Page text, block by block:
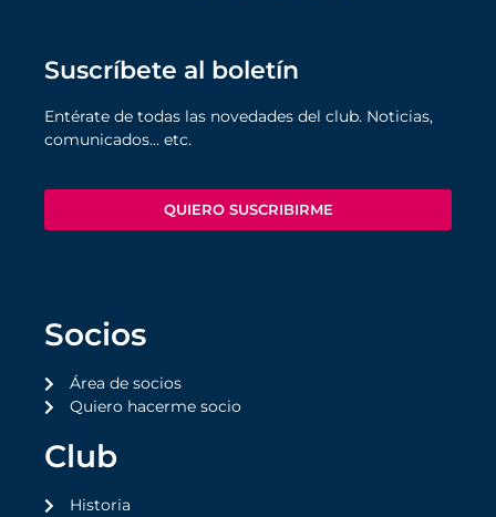
Suscríbete al boletín
Entérate de todas las novedades del club. Noticias,
comunicados… etc.
QUIERO SUSCRIBIRME
Socios
Área de socios
Quiero hacerme socio
Club
Historia